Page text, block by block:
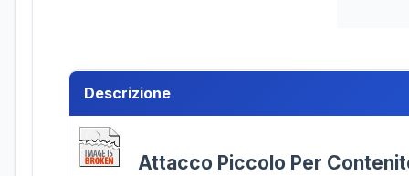
Descrizione
Attacco Piccolo Per